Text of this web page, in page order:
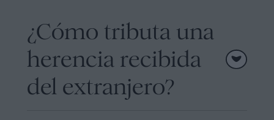
¿Cómo tributa una
herencia recibida
del extranjero?